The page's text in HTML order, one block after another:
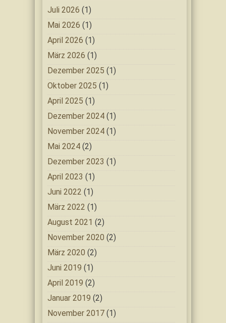
Juli 2026 (1)
Mai 2026 (1)
April 2026 (1)
März 2026 (1)
Dezember 2025 (1)
Oktober 2025 (1)
April 2025 (1)
Dezember 2024 (1)
November 2024 (1)
Mai 2024 (2)
Dezember 2023 (1)
April 2023 (1)
Juni 2022 (1)
März 2022 (1)
August 2021 (2)
November 2020 (2)
März 2020 (2)
Juni 2019 (1)
April 2019 (2)
Januar 2019 (2)
November 2017 (1)